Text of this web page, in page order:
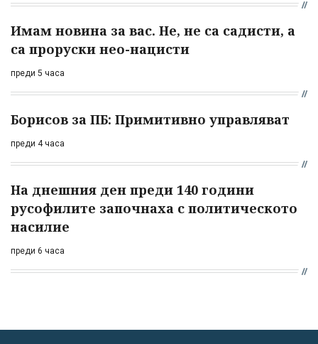
Имам новина за вас. Не, не са садисти, а
са проруски нео-нацисти
преди 5 часа
Борисов за ПБ: Примитивно управляват
преди 4 часа
На днешния ден преди 140 години
русофилите започнаха с политическото
насилие
преди 6 часа